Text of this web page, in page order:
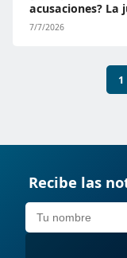
acusaciones?
7/7/2026
1
Recibe las